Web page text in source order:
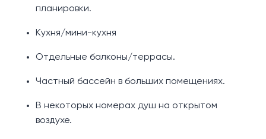
планировки.
Кухня/мини-кухня
Отдельные балконы/террасы.
Частный бассейн в больших помещениях.
В некоторых номерах душ на открытом
воздухе.